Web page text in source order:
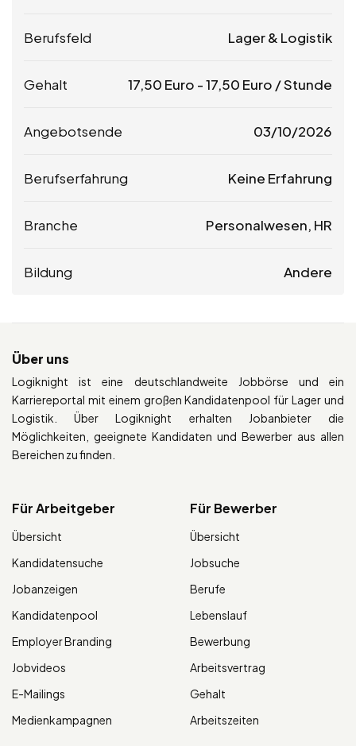
Berufsfeld Lager & Logistik
Gehalt 17,50 Euro -17,50 Euro / Stunde
Angebotsende 03/10/2026
Berufserfahrung Keine Erfahrung
Branche Personalwesen, HR
Bildung Andere
Über uns
Logiknight ist eine deutschlandweite Jobbörse und ein
Karriereportal mit einem großen Kandidatenpool für Lager und
Logistik. Über Logiknight erhalten Jobanbieter die
Möglichkeiten, geeignete Kandidaten und Bewerber aus allen
Bereichen zu finden.
Für Arbeitgeber
Übersicht
Kandidatensuche
Jobanzeigen
Kandidatenpool
Employer Branding
Jobvideos
E-Mailings
Medienkampagnen
Für Bewerber
Übersicht
Jobsuche
Berufe
Lebenslauf
Bewerbung
Arbeitsvertrag
Gehalt
Arbeitszeiten